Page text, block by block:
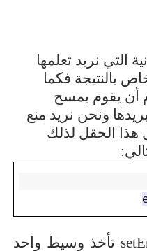
التي نريد تعلمها
بالنتيجة فكما
أن يقوم بمسح
يريدها ونحن نريد منع
هذا الحقل لذلك
تأخذ وسيط واحد